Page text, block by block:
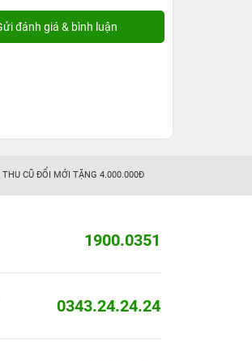
THU CŨ ĐỔI MỚI TẶNG 4.000.000Đ
1900.0351
0343.24.24.24